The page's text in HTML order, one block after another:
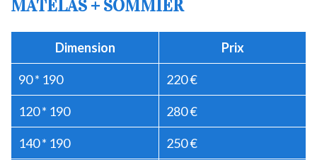
MATELAS + SOMMIER
Dimension Prix
90 * 190 220 €
120 * 190 280 €
140 * 190 250 €